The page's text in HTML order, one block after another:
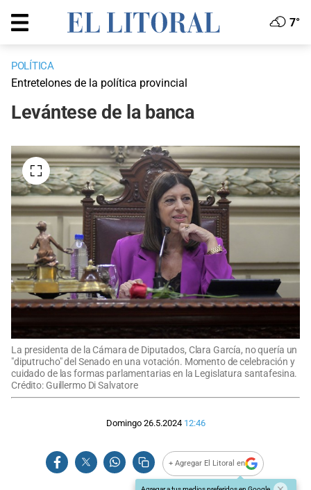
7°
POLÍTICA
Entretelones de la política provincial
Levántese de la banca
La presidenta de la Cámara de Diputados, Clara García, no quería un
"diputrucho" del Senado en una votación. Momento de celebración y
cuidado de las formas parlamentarias en la Legislatura santafesina.
Crédito: Guillermo Di Salvatore
Domingo 26.5.2024 12:46
+ Agregar El Litoral en